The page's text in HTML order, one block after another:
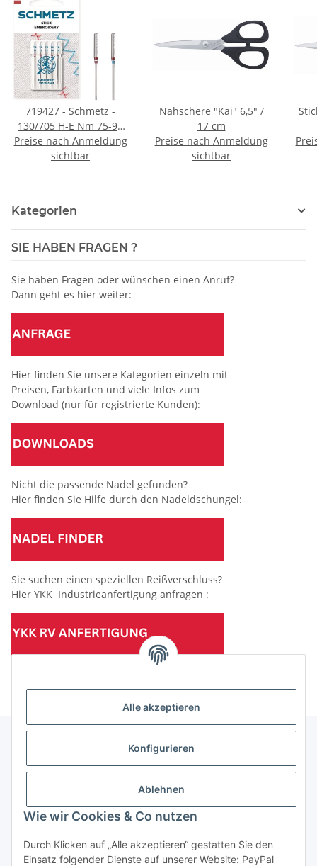
Alle akzeptieren
Konfigurieren
Ablehnen
Wie wir Cookies & Co nutzen
Durch Klicken auf „Alle akzeptieren“ gestatten Sie den
Einsatz folgender Dienste auf unserer Website: PayPal
719427 - Schmetz -
130/705 H-E Nm 75-90
SB5-Karte / Nadeldicke:
75-90 / Preis pro Karte
Preise nach Anmeldung
sichtbar
Nähschere "Kai" 6,5" /
17 cm
Preise nach Anmeldung
sichtbar
Kategorien
SIE HABEN FRAGEN ?
Sie haben Fragen oder wünschen einen Anruf?
Dann geht es hier weiter:
Hier finden Sie unsere Kategorien einzeln mit
Preisen, Farbkarten und viele Infos zum
Download (nur für registrierte Kunden):
Nicht die passende Nadel gefunden?
Hier finden Sie Hilfe durch den Nadeldschungel:
Sie suchen einen speziellen Reißverschluss?
Hier YKK Industrieanfertigung anfragen :
(Mindesttabnahmemenge 10 Stück je Länge und Farbe)
Informationen
Gesetzliche Informationen